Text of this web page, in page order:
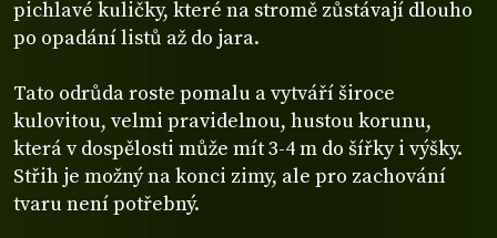
pichlavé kuličky, které na stromě zůstávají dlouho
po opadání listů až do jara.
Tato odrůda roste pomalu a vytváří široce
kulovitou, velmi pravidelnou, hustou korunu,
která v dospělosti může mít 3-4 m do šířky i výšky.
Střih je možný na konci zimy, ale pro zachování
tvaru není potřebný.